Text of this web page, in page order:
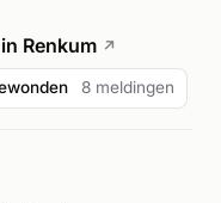
Renkum ↗
8 meldingen